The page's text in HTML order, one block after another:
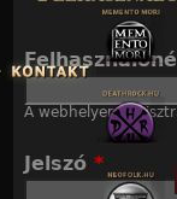
A webhelyen
Jelszó *